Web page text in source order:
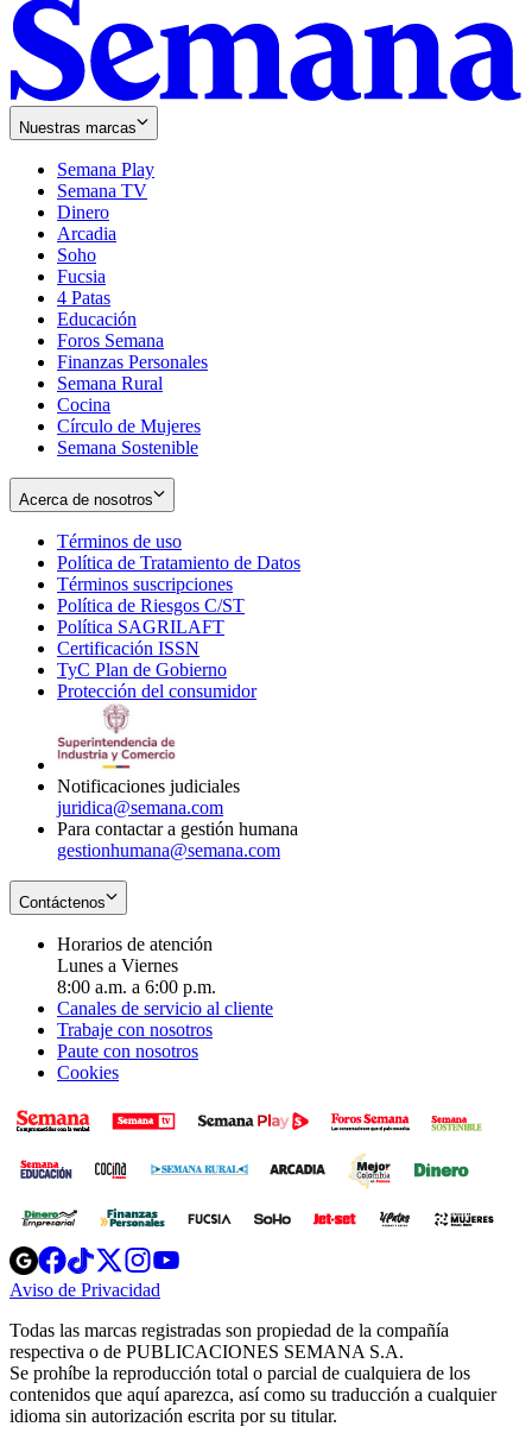
Nuestras marcas
Semana Play
Semana TV
Dinero
Arcadia
Soho
in
new
window
Fucsia
in
new
window
4 Patas
Educación
Foros Semana
Finanzas Personales
Semana Rural
Cocina
Círculo de Mujeres
Semana Sostenible
Acerca de nosotros
Términos de uso
in
new
window
Política de Tratamiento de Datos
Términos suscripciones
in
Política de Riesgos C/ST
Política SAGRILAFT
new
window
Certificación ISSN
in
new
TyC Plan de Gobierno
in
Protección del consumidorOpens
Notificaciones judiciales
juridica@semana.com
Para contactar a gestión humana
gestionhumana@semana.com
Contáctenos
Horarios de atención
Lunes a Viernes
8:00 a.m. a 6:00 p.m.
Canales de servicio al cliente
Trabaje con nosotros
Paute con nosotros
Cookies
Opens
in
new
Opens
in
new
Opens
in
new
window
Opens
new
windowwindow
Aviso de Privacidad
new
window
Todas las marcas registradas son propiedad de la compañía
respectiva o de PUBLICACIONES SEMANA S.A.
Se prohíbe la reproducción total o parcial de cualquiera de los
contenidos que aquí aparezca, así como su traducción a cualquier
idioma sin autorización escrita por su titular.